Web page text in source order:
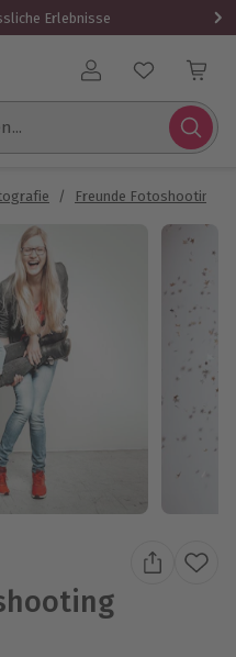
Erlebnisse
Benutzerkonto
/ Freunde Fotoshooting